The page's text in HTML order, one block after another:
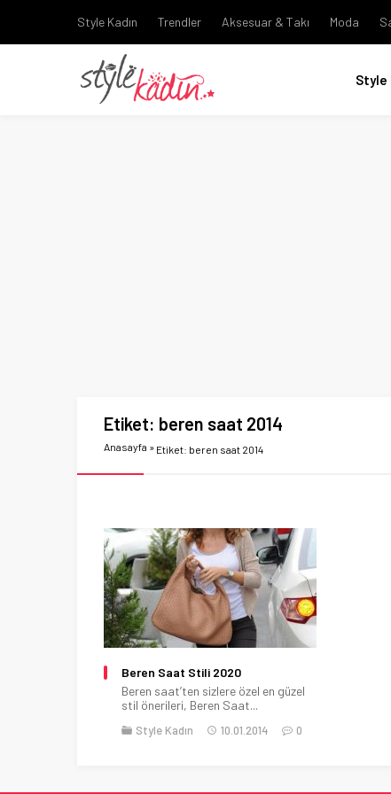
Style Kadın Trendler Aksesuar & Takı Moda
Style
Etiket: beren saat 2014
Anasayfa » Etiket: beren saat 2014
Beren Saat Stili 2020
Beren saat’ten sizlere özel en güzel
stil önerileri, Beren Saat...
Style Kadın 10.01.2014 0